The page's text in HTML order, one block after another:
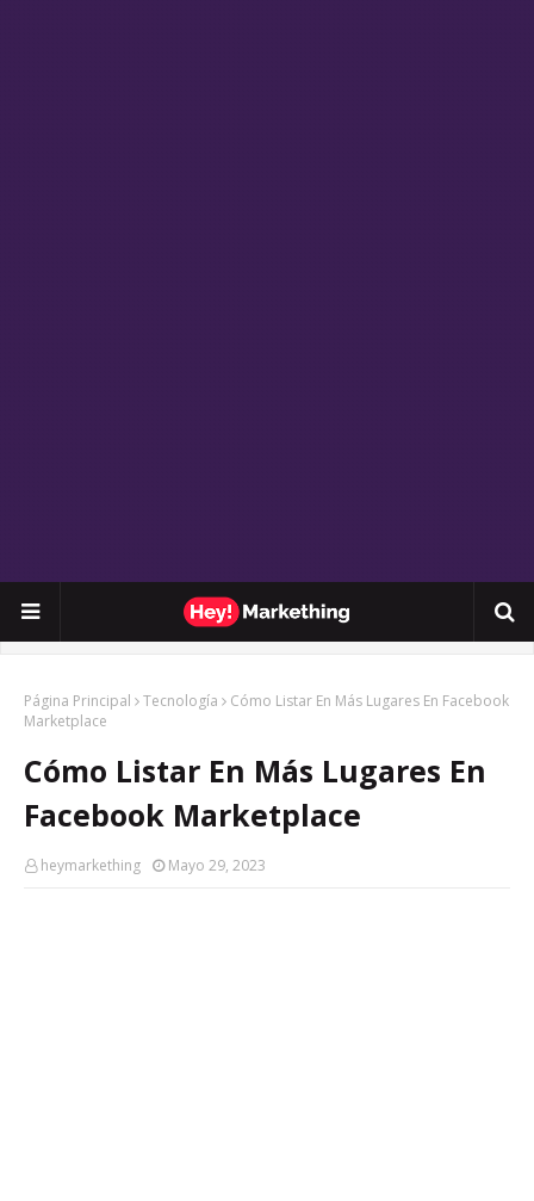
Página Principal Tecnología
Cómo Listar En Más Lugares En Facebook
Marketplace
Cómo Listar En Más Lugares En
Facebook Marketplace
heymarkething Mayo 29, 2023